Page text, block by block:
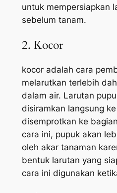
untuk mempersiapkan
sebelum tanam.
2. Kocor
kocor adalah cara
melarutkan terlebih
dalam air. Larutan
disiramkan langsung
disemprotkan ke
cara ini, pupuk akan
oleh akar tanaman
bentuk larutan yang
cara ini digunakan